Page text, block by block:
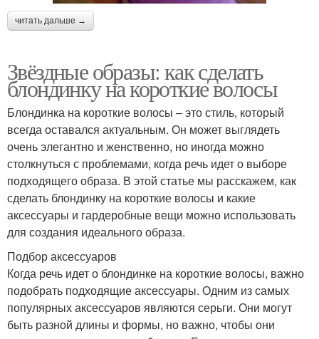
читать дальше →
Звёздные образы: как сделать
блондинку на короткие волосы
Блондинка на короткие волосы – это стиль, который
всегда оставался актуальным. Он может выглядеть
очень элегантно и женственно, но иногда можно
столкнуться с проблемами, когда речь идет о выборе
подходящего образа. В этой статье мы расскажем, как
сделать блондинку на короткие волосы и какие
аксессуары и гардеробные вещи можно использовать
для создания идеального образа.
Подбор аксессуаров
Когда речь идет о блондинке на короткие волосы, важно
подобрать подходящие аксессуары. Одним из самых
популярных аксессуаров являются серьги. Они могут
быть разной длины и формы, но важно, чтобы они